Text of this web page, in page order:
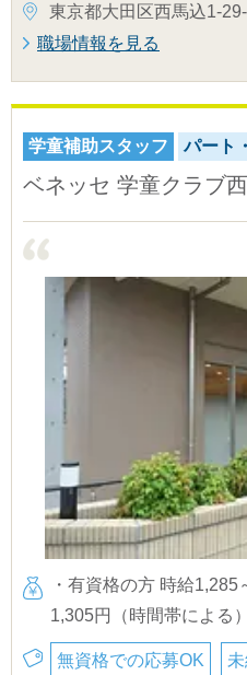
東京都大田区西馬込1-
職場情報を見る
学童補助スタッフ パート
ベネッセ 学童クラブ
・有資格の方 時給1,285
1,305円（時間帯による）
無資格での応募OK